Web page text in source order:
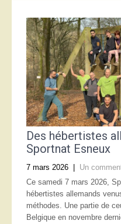
Des hébertistes
Sportnat Esneux
7 mars 2026 Un
Ce samedi 7 mars 2026,
hébertistes allemands
méthodes. Une partie de
Belgique en novembre